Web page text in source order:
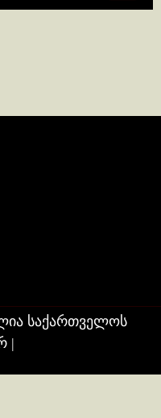
საქართველოს
|